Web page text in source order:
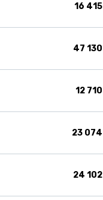
16 415
47 130
12 710
23 074
24 102